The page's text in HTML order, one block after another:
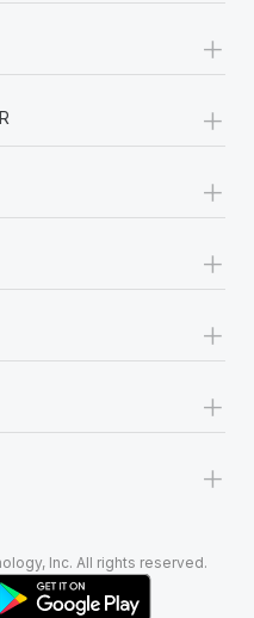
+
+
+
+
+
+
+
Inc. All rights reserved.